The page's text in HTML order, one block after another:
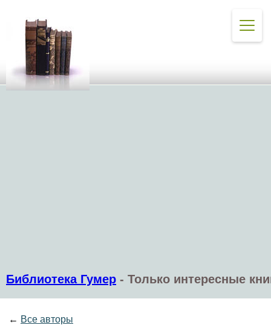
Библиотека Гумер - Только интересные
← Все авторы